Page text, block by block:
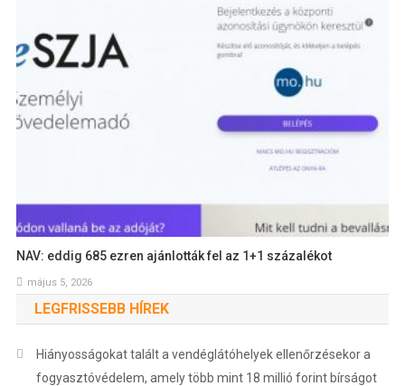
NAV: eddig 685 ezren ajánlották fel az 1+1 százalékot
május 5, 2026
LEGFRISSEBB HÍREK
Hiányosságokat talált a vendéglátóhelyek ellenőrzésekor a
fogyasztóvédelem, amely több mint 18 millió forint bírságot